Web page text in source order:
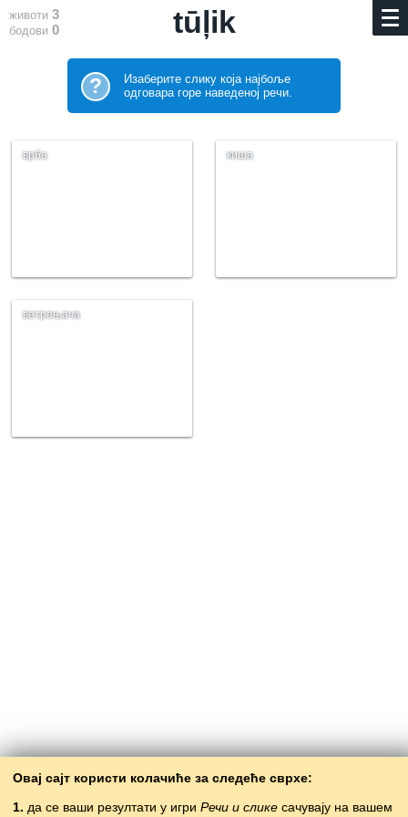
Овај сајт користи колачиће за следеће сврхе:
1. да се ваши резултати у игри Речи и слике сачувају на вашем
животи 3
бодови 0 tūļik
?
Изаберите слику која најбоље
одговара горе наведеној речи.
врба киша
ветрењача